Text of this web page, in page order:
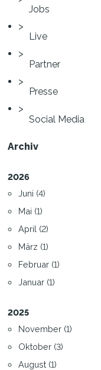
Jobs
Live
Partner
Presse
Social Media
Archiv
2026
Juni (4)
Mai (1)
April (2)
März (1)
Februar (1)
Januar (1)
2025
November (1)
Oktober (3)
August (1)